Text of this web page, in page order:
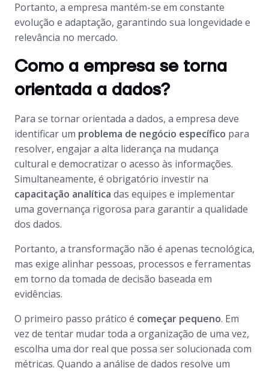
Portanto, a empresa mantém-se em constante
evolução e adaptação, garantindo sua longevidade e
relevância no mercado.
Como a empresa se torna
orientada a dados?
Para se tornar orientada a dados, a empresa deve
identificar um problema de negócio específico para
resolver, engajar a alta liderança na mudança
cultural e democratizar o acesso às informações.
Simultaneamente, é obrigatório investir na
capacitação analítica das equipes e implementar
uma governança rigorosa para garantir a qualidade
dos dados.
Portanto, a transformação não é apenas tecnológica,
mas exige alinhar pessoas, processos e ferramentas
em torno da tomada de decisão baseada em
evidências.
O primeiro passo prático é começar pequeno. Em
vez de tentar mudar toda a organização de uma vez,
escolha uma dor real que possa ser solucionada com
métricas. Quando a análise de dados resolve um